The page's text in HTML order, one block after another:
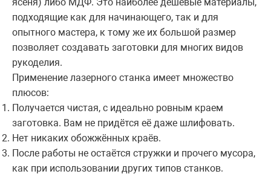
ясеня) либо МДФ. Это наиболее дешёвые материалы,
подходящие как для начинающего, так и для
опытного мастера, к тому же их большой размер
позволяет создавать заготовки для многих видов
рукоделия.
Применение лазерного станка имеет множество
плюсов:
Получается чистая, с идеально ровным краем
заготовка. Вам не придётся её даже шлифовать.
Нет никаких обожжённых краёв.
После работы не остаётся стружки и прочего мусора,
как при использовании других типов станков.